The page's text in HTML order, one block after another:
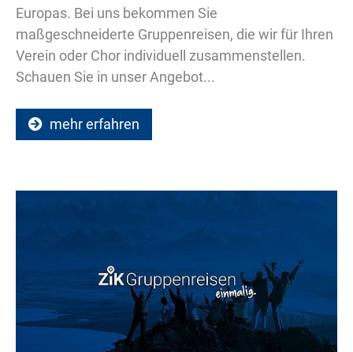
Europas. Bei uns bekommen Sie
maßgeschneiderte Gruppenreisen, die wir für Ihren
Verein oder Chor individuell zusammenstellen.
Schauen Sie in unser Angebot...
mehr erfahren